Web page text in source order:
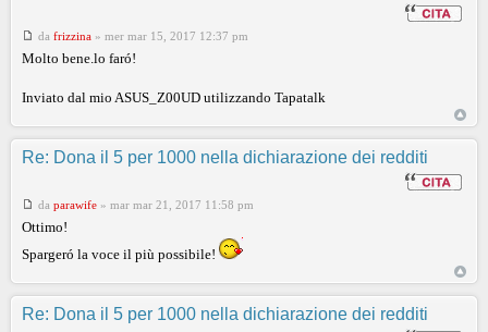
da frizzina » mer mar 15, 2017 12:37 pm
Molto bene.lo faró!
Inviato dal mio ASUS_Z00UD utilizzando Tapatalk
Re: Dona il 5 per 1000 nella dichiarazione dei redditi
da parawife » mar mar 21, 2017 11:58 pm
Ottimo!
Spargeró la voce il più possibile!
Re: Dona il 5 per 1000 nella dichiarazione dei redditi